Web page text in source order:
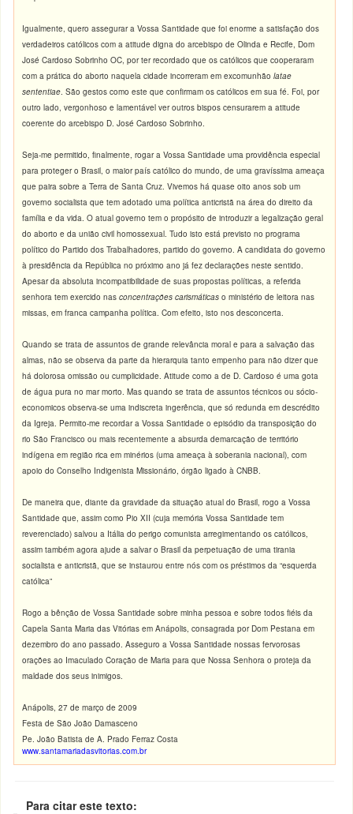
Igualmente, quero assegurar a Vossa Santidade que foi enorme a satisfação dos
verdadeiros católicos com a atitude digna do arcebispo de Olinda e Recife, Dom
José Cardoso Sobrinho OC, por ter recordado que os católicos que cooperaram
com a prática do aborto naquela cidade incorreram em excomunhãolatae
sententiae. São gestos como este que confirmam os católicos em sua fé. Foi, por
outro lado, vergonhoso e lamentável ver outros bispos censurarem a atitude
coerente do arcebispo D. José Cardoso Sobrinho.
Seja-me permitido, finalmente, rogar a Vossa Santidade uma providência especial
para proteger o Brasil, o maior país católico do mundo, de uma gravíssima ameaça
que paira sobre a Terra de Santa Cruz. Vivemos há quase oito anos sob um
governo socialista que tem adotado uma política anticristã na área do direito da
família e da vida. O atual governo tem o propósito de introduzir a legalização geral
do aborto e da união civil homossexual. Tudo isto está previsto no programa
político do Partido dos Trabalhadores, partido do governo. A candidata do governo
à presidência da República no próximo ano já fez declarações neste sentido.
Apesar da absoluta incompatibilidade de suas propostas políticas, a referida
senhora tem exercido nasconcentrações carismáticas o ministério de leitora nas
missas, em franca campanha política. Com efeito, isto nos desconcerta.
Quando se trata de assuntos de grande relevância moral e para a salvação das
almas, não se observa da parte da hierarquia tanto empenho para não dizer que
há dolorosa omissão ou cumplicidade. Atitude como a de D. Cardoso é uma gota
de água pura no mar morto. Mas quando se trata de assuntos técnicos ou sócio-
economicos observa-se uma indiscreta ingerência, que só redunda em descrédito
da Igreja. Permito-me recordar a Vossa Santidade o episódio da transposição do
rio São Francisco ou mais recentemente a absurda demarcação de território
indígena em região rica em minérios (uma ameaça à soberania nacional), com
apoio do Conselho Indigenista Missionário, órgão ligado à CNBB.
De maneira que, diante da gravidade da situação atual do Brasil, rogo a Vossa
Santidade que, assim como Pio XII (cuja memória Vossa Santidade tem
reverenciado) salvou a Itália do perigo comunista arregimentando os católicos,
assim também agora ajude a salvar o Brasil da perpetuação de uma tirania
socialista e anticristã, que se instaurou entre nós com os préstimos da “esquerda
católica”
Rogo a bênção de Vossa Santidade sobre minha pessoa e sobre todos fiéis da
Capela Santa Maria das Vitórias em Anápolis, consagrada por Dom Pestana em
dezembro do ano passado. Asseguro a Vossa Santidade nossas fervorosas
orações ao Imaculado Coração de Maria para que Nossa Senhora o proteja da
maldade dos seus inimigos.
Anápolis, 27 de março de 2009
Festa de São João Damasceno
Pe. João Batista de A. Prado Ferraz Costa
www.santamariadasvitorias.com.br
Para citar este texto: